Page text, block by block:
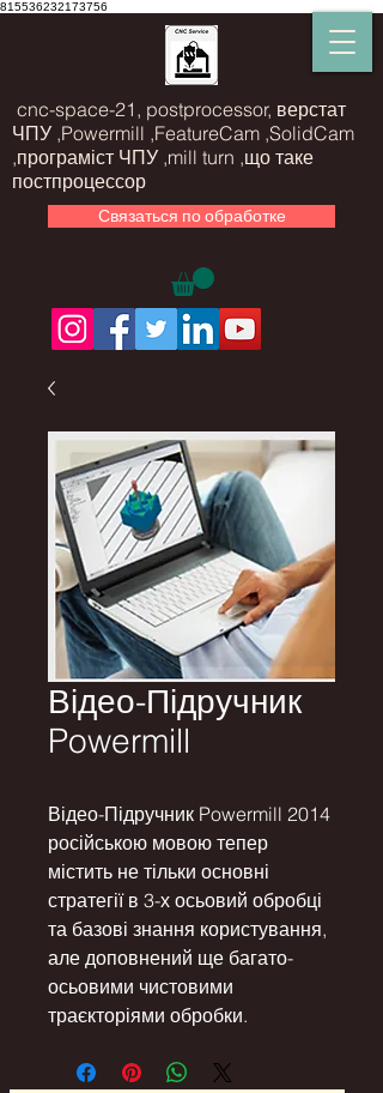
815536232173756
cnc-space-21, postprocessor, верстат
ЧПУ ,Powermill ,FeatureCam ,SolidCam
,програміст ЧПУ ,mill turn ,що таке
постпроцессор
Связаться по обработке
Відео-Підручник
Powermill
Відео-Підручник Powermill 2014
російською мовою тепер
містить не тільки основні
стратегії в 3-х осьовий обробці
та базові знання користування,
але доповнений ще багато-
осьовими чистовими
траєкторіями обробки.